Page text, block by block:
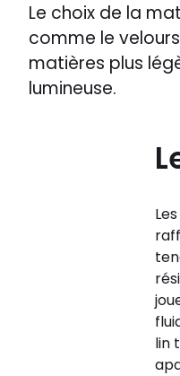
Le choix de la
comme le
matières plus
lumineuse.
lin